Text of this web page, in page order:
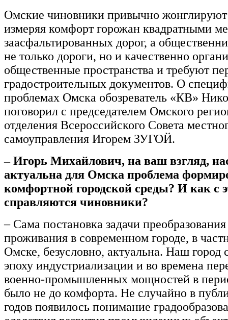
Омские чиновники привычно
измеряя комфорт горожан квадратными
заасфальтированных дорог, а
не только дороги, но и качественно
общественные пространства и требуют
градостроительных документов. О
проблемах Омска обозреватель «КВ»
поговорил с председателем Омского
отделения Всероссийского Совета
самоуправления Игорем ЗУГОЙ.
– Игорь Михайлович, на ваш взгляд,
актуальна для Омска проблема
комфортной городской среды? И как с
справляются чиновники?
– Сама постановка задачи
проживания в современном городе, в
Омске, безусловно, актуальна. Наш город
эпоху индустриализации и во времена
военно-промышленных мощностей в
было не до комфорта. Не случайно в
годов появилось понимание